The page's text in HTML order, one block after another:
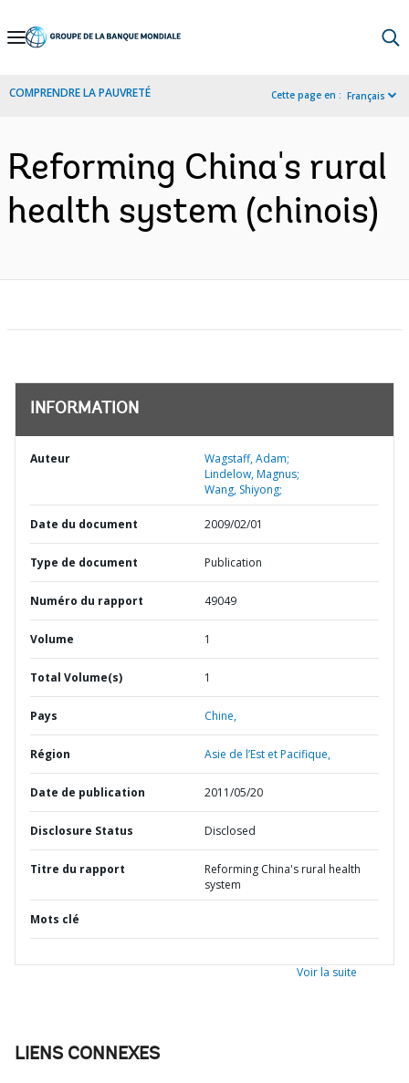
Skip
Navigation
COMPRENDRE LA PAUVRETÉ Cette page en : Français
Reforming China's rural
health system (chinois)
INFORMATION
Auteur
Wagstaff, Adam;
Lindelow, Magnus;
Wang, Shiyong;
Date du document 2009/02/01
Type de document Publication
Numéro du rapport 49049
Volume 1
Total Volume(s) 1
Pays Chine,
Région Asie de l’Est et Pacifique,
Date de publication 2011/05/20
Disclosure Status Disclosed
Titre du rapport
Reforming China's rural health
system
Mots clé
Voir la suite
LIENS CONNEXES